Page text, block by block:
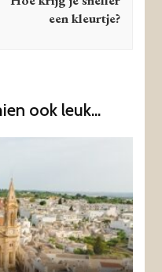
een kleurtje?
ook leuk...